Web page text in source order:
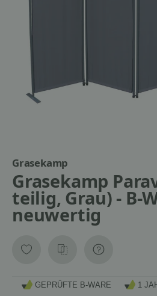
Grasekamp
Grasekamp
teilig, Grau) - B-
neuwertig
GEPRÜFTE B-WARE
1